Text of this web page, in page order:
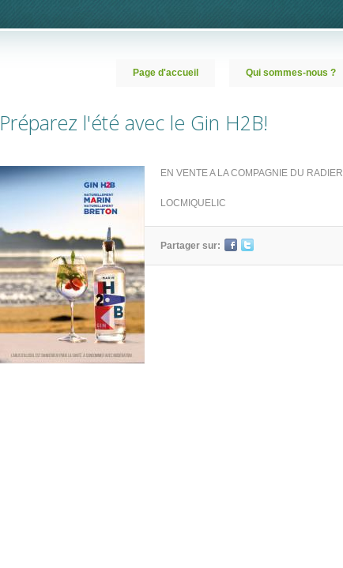
Page d'accueil Qui sommes-nous ?
Préparez l'été avec le Gin H2B!
EN VENTE A LA COMPAGNIE DU RADIER
LOCMIQUELIC
Partager sur: